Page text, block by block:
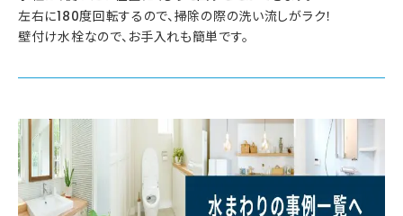
左右に180度回転するので、掃除の際の洗い流しがラク！
壁付け水栓なので、お手入れも簡単です。